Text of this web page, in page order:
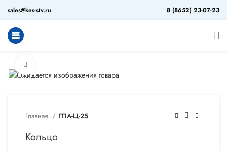
sales@kes-stv.ru 8 (8652) 23-07-23
Главная ГПА-Ц-25
Кольцо